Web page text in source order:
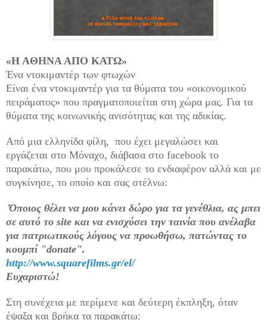
«H AΘΗΝΑ ΑΠΟ ΚΑΤΩ»
Ένα ντοκιμαντέρ των φτωχών
Είναι ένα ντοκιμαντέρ για τα θύματα του «οικονομικού
πειράματος» που πραγματοποιείται στη χώρα μας. Για τα
θύματα της κοινωνικής ανισότητας και της αδικίας.
Από μια ελληνίδα φίλη, που έχει μεγαλώσει και
εργάζεται στο Μόναχο, διάβασα στο facebook το
παρακάτω, που μου προκάλεσε το ενδιαφέρον αλλά και με
συγκίνησε, το οποίο και σας στέλνω:
Όποιος θέλει να μου κάνει δώρο για τα γενέθλια, ας μπει
σε αυτό το site και να ενισχύσει την ταινία που ανέλαβα
για πατριωτικούς λόγους να προωθήσω, πατώντας το
κουμπί "donate".
http://www.squarefilms.gr/el/
Ευχαριστώ!
Στη συνέχεια με περίμενε και δεύτερη έκπληξη, όταν
έψαξα και βρήκα τα παρακάτω: